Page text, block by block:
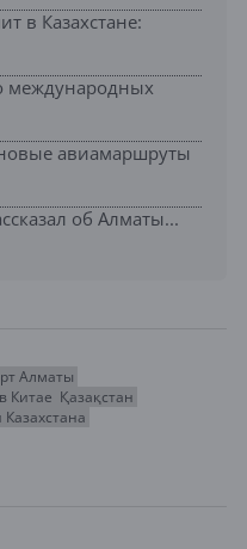
в Казахстане:
международных
новые авиамаршруты
об Алматы...
Алматы
Китае Қазақстан
Казахстана